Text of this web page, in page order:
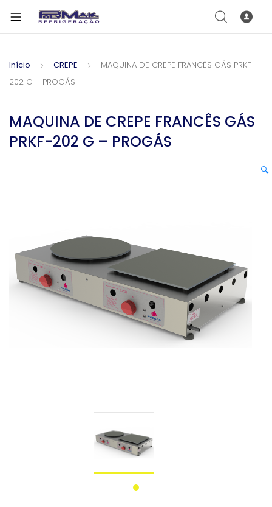
Início CREPE
MAQUINA DE CREPE FRANCÊS GÁS PRKF-
202 G – PROGÁS
MAQUINA DE CREPE FRANCÊS GÁS
PRKF-202 G – PROGÁS
🔍